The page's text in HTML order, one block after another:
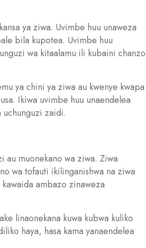
ya ziwa. Uvimbe huu unaweza
bila kupotea. Uvimbe huu
wa kitaalamu ili kubaini chanzo
ya chini ya ziwa au kwenye kwapa
Ikiwa uvimbe huu unaendelea
uchunguzi zaidi.
au muonekano wa ziwa. Ziwa
wa tofauti ikilinganishwa na ziwa
ambazo zinaweza
linaonekana kuwa kubwa kuliko
haya, hasa kama yanaendelea